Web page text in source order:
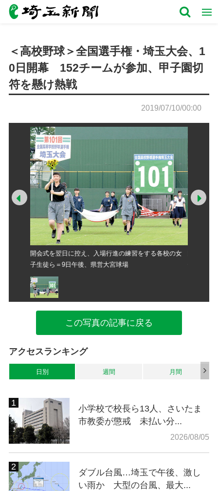
＜高校野球＞全国選手権・埼玉大会、1
0日開幕 152チームが参加、甲子園切
符を懸け熱戦
2019/07/10/00:00
開会式を翌日に控え、入場行進の練習をする各校の女
子生徒ら＝9日午後、県営大宮球場
Prev
この写真の記事に戻る
アクセスランキング
日別 週間 月間
小学校で校長ら13人、さいたま
市教委が懲戒 未払い分...
2026/08/05
ダブル台風…埼玉で午後、激し
い雨か 大型の台風、最大...